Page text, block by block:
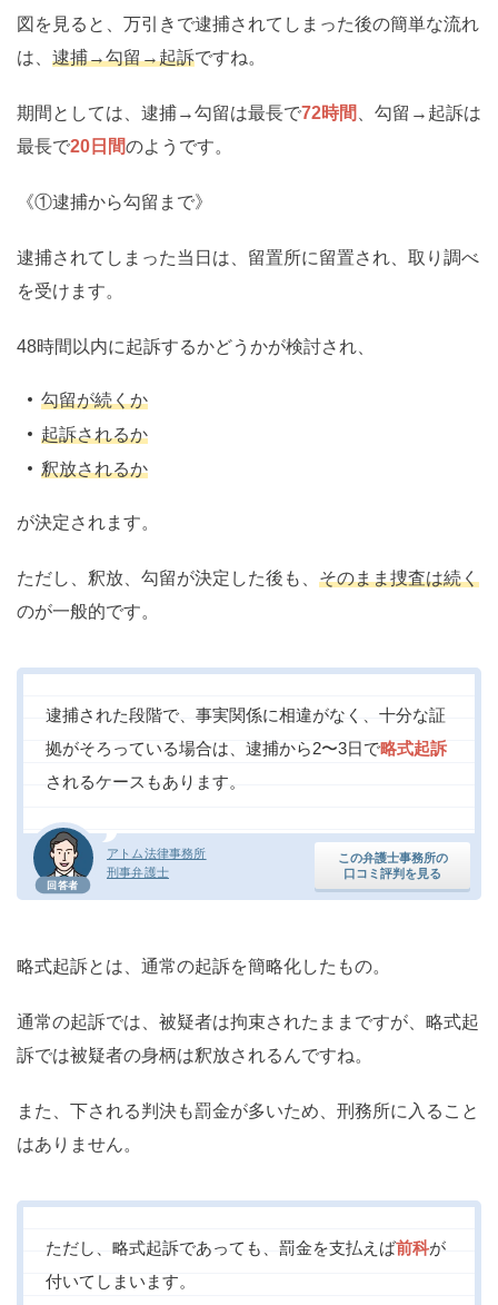
図を見ると、万引きで逮捕されてしまった後の簡単な流れ
は、 逮捕→勾留→起訴ですね。
期間としては、逮捕→勾留は最長で72時間 、勾留→起訴は
最長で20日間のようです。
《①逮捕から勾留まで》
逮捕されてしまった当日は、留置所に留置され、取り調べ
を受けます。
48時間以内に起訴するかどうかが検討され、
勾留が続くか
起訴されるか
釈放されるか
が決定されます。
ただし、釈放、勾留が決定した後も、 そのまま捜査は続く
のが一般的です。
回答者
アトム法律事務所
刑事弁護士
この弁護士事務所の
口コミ評判を見る
逮捕された段階で、事実関係に相違がなく、十分な証
拠がそろっている場合は、逮捕から2〜3日で略式起訴
されるケースもあります。
略式起訴とは、通常の起訴を簡略化したもの。
通常の起訴では、被疑者は拘束されたままですが、略式起
訴では被疑者の身柄は釈放されるんですね。
また、下される判決も罰金が多いため、刑務所に入ること
はありません。
ただし、略式起訴であっても、罰金を支払えば前科が
付いてしまいます。